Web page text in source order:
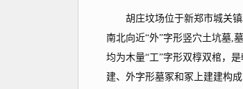
胡庄坟场位于新郑市城关镇
南北向近“外”字形竖穴土坑墓,
均为木量“工”字形双椁双棺，
建、外字形墓冢和冢上建建构